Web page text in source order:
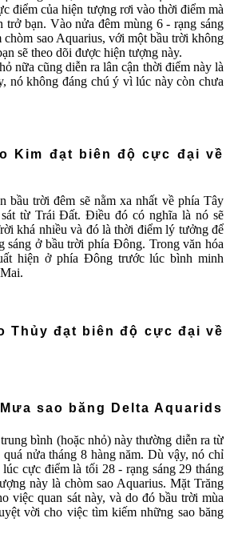
điểm của hiện tượng rơi vào thời điểm mà
trở bạn. Vào nửa đêm mùng 6 - rạng sáng
chòm sao Aquarius, với một bầu trời không
sẽ theo dõi được hiện tượng này.
nữa cũng diễn ra lân cận thời điểm này là
nó không đáng chú ý vì lúc này còn chưa
Kim đạt biên độ cực đại về
bầu trời đêm sẽ nằm xa nhất về phía Tây
từ Trái Đất. Điều đó có nghĩa là nó sẽ
khá nhiều và đó là thời điểm lý tưởng để
sáng ở bầu trời phía Đông. Trong văn hóa
hiện ở phía Đông trước lúc bình minh
Thủy đạt biên độ cực đại về
sao băng Delta Aquarids
bình (hoặc nhỏ) này thường diễn ra từ
nửa tháng 8 hàng năm. Dù vậy, nó chỉ
cực điểm là tối 28 - rạng sáng 29 tháng
này là chòm sao Aquarius. Mặt Trăng
việc quan sát này, và do đó bầu trời mùa
vời cho việc tìm kiếm những sao băng